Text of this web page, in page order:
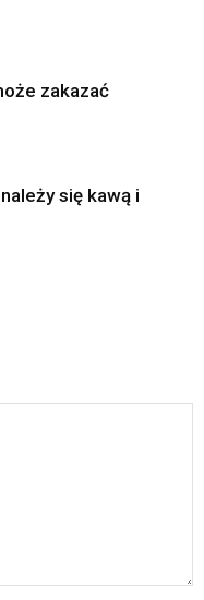
zakazać
się kawą i